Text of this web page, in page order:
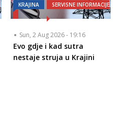
KRAJINA SERVISNE INFORMACIJE
Sun, 2 Aug 2026 - 19:16
Evo gdje i kad sutra
nestaje struja u Krajini